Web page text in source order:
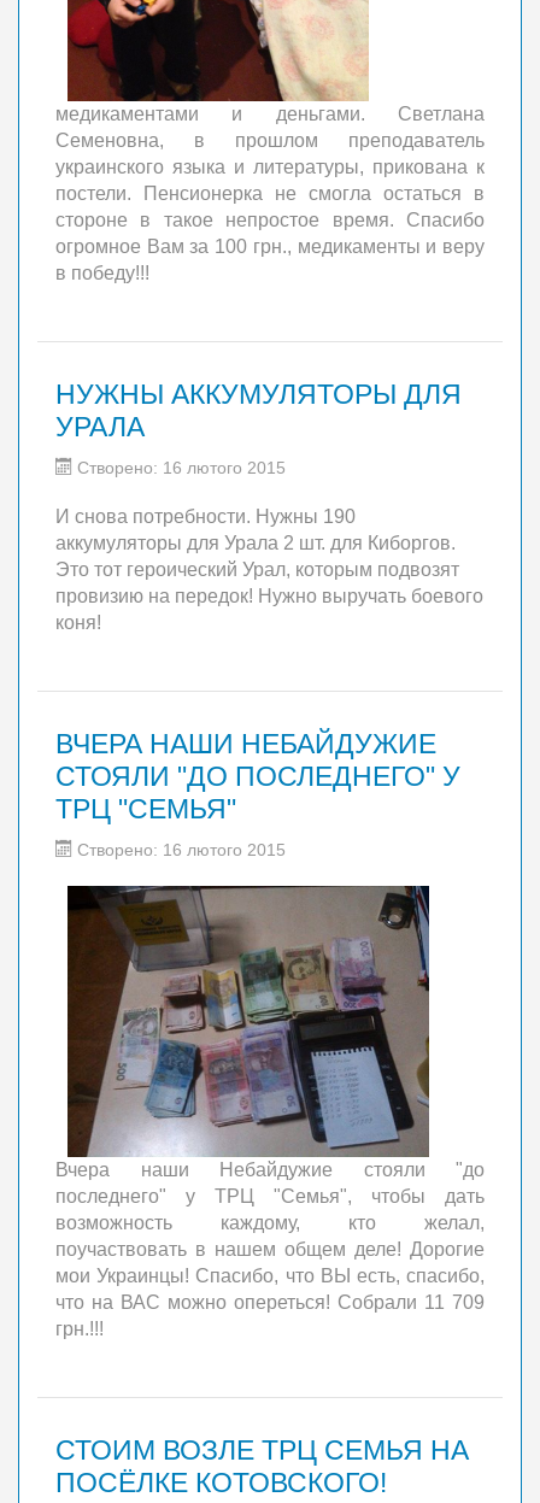
медикаментами и деньгами. Светлана
Семеновна, в прошлом преподаватель
украинского языка и литературы, прикована к
постели. Пенсионерка не смогла остаться в
стороне в такое непростое время. Спасибо
огромное Вам за 100 грн., медикаменты и веру
в победу!!!
НУЖНЫ АККУМУЛЯТОРЫ ДЛЯ
УРАЛА
Створено: 16 лютого 2015
И снова потребности. Нужны 190
аккумуляторы для Урала 2 шт. для Киборгов.
Это тот героический Урал, которым подвозят
провизию на передок! Нужно выручать боевого
коня!
ВЧЕРА НАШИ НЕБАЙДУЖИЕ
СТОЯЛИ "ДО ПОСЛЕДНЕГО" У
ТРЦ "СЕМЬЯ"
Створено: 16 лютого 2015
Вчера наши Небайдужие стояли "до
последнего" у ТРЦ "Семья", чтобы дать
возможность каждому, кто желал,
поучаствовать в нашем общем деле! Дорогие
мои Украинцы! Спасибо, что ВЫ есть, спасибо,
что на ВАС можно опереться! Собрали 11 709
грн.!!!
СТОИМ ВОЗЛЕ ТРЦ СЕМЬЯ НА
ПОСЁЛКЕ КОТОВСКОГО!